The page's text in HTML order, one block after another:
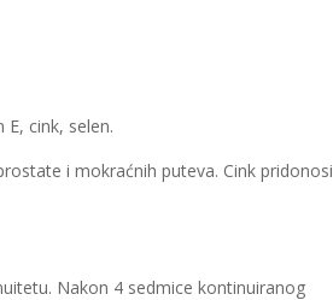
cink, selen.
i mokraćnih puteva. Cink pridonosi
Nakon 4 sedmice kontinuiranog